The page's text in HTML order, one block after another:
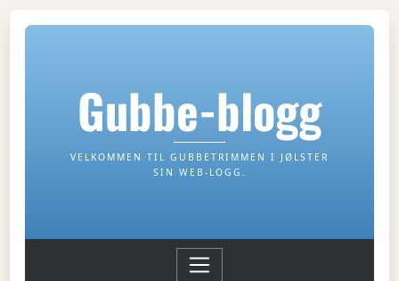
Gubbe-blogg
VELKOMMEN TIL GUBBETRIMMEN I JØLSTER
SIN WEB-LOGG.